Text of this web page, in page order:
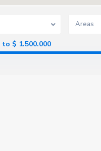
Areas
to $ 1.500.000